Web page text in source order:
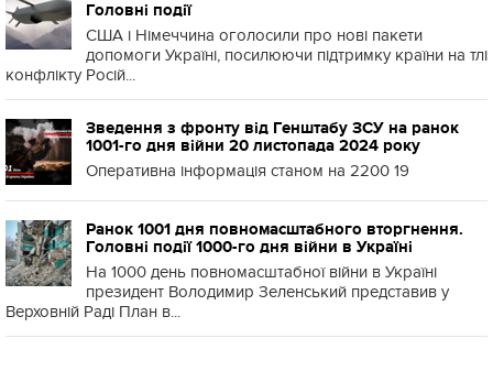
Головні події
США і Німеччина оголосили про нові пакети
допомоги Україні, посилюючи підтримку країни на тлі
конфлікту Росій...
Зведення з фронту від Генштабу ЗСУ на ранок
1001-го дня війни 20 листопада 2024 року
Оперативна інформація станом на 2200 19
Ранок 1001 дня повномасштабного вторгнення.
Головні події 1000-го дня війни в Україні
На 1000 день повномасштабної війни в Україні
президент Володимир Зеленський представив у
Верховній Раді План в...